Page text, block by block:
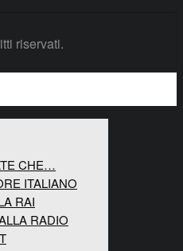
riservati.
CHE…
ITALIANO
RAI
RADIO